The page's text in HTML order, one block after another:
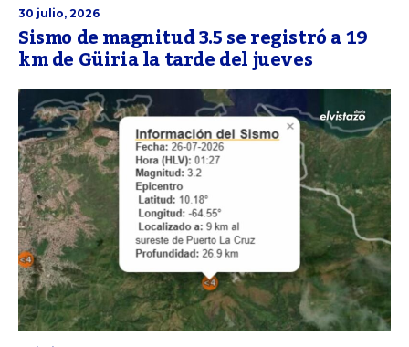
30 julio, 2026
Sismo de magnitud 3.5 se registró a 19
km de Güiria la tarde del jueves